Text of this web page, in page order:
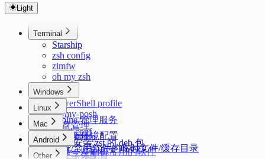
反转链表
三数之和
科学上网
MosDNS 屏蔽国内常见的 PCDN
Markdown Editor
Regex Tester
Light
Terminal
Starship
zsh config
zimfw
oh my zsh
Windows
PowerShell profile
oh-my-posh
磁盘管理
Autostartup
系统/常用软件的临时文件/缓存目录
Linux
Alpine 管理服务
sysctl.conf
dpkg 安装 zst 的 deb 包
中文字体配置
Mac
Mac 新环境配置
Android
记录一些刷机常用的软件
Other